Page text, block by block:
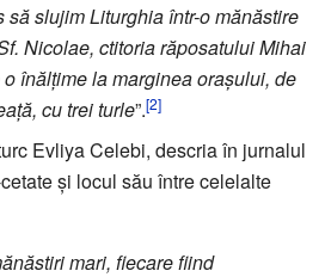
să slujim Liturghia într-o mănăstire
Nicolae, ctitoria răposatului Mihai
o înălțime la marginea orașului, de
cu trei turle”.[2]
Evliya Celebi, descria în jurnalul
și locul său între celelalte
mari, fiecare fiind